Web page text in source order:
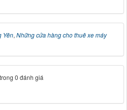
Yên, Những cửa hàng cho thuê xe máy
0 đánh giá